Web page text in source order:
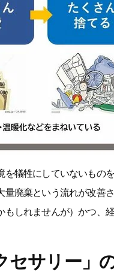
犠牲にしていないもの
廃棄という流れが改善
しれませんが）かつ、
セサリー」